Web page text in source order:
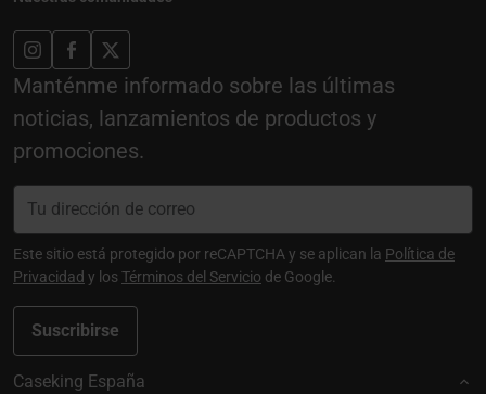
Manténme informado sobre las últimas
noticias, lanzamientos de productos y
promociones.
Suscribirse
Este sitio está protegido por reCAPTCHA y se aplican la Política de
Privacidad y losTérminos del Servicio de Google.
Caseking España